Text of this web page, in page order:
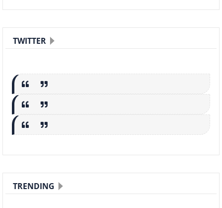
TWITTER
TRENDING